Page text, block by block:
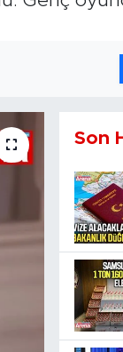
Son